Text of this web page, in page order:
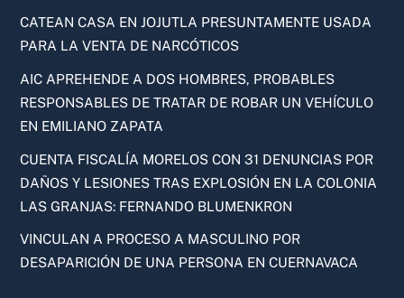
CATEAN CASA EN JOJUTLA PRESUNTAMENTE USADA
PARA LA VENTA DE NARCÓTICOS
AIC APREHENDE A DOS HOMBRES, PROBABLES
RESPONSABLES DE TRATAR DE ROBAR UN VEHÍCULO
EN EMILIANO ZAPATA
CUENTA FISCALÍA MORELOS CON 31 DENUNCIAS POR
DAÑOS Y LESIONES TRAS EXPLOSIÓN EN LA COLONIA
LAS GRANJAS: FERNANDO BLUMENKRON
VINCULAN A PROCESO A MASCULINO POR
DESAPARICIÓN DE UNA PERSONA EN CUERNAVACA